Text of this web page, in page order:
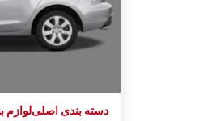
دسته بندی اصلیلوازم